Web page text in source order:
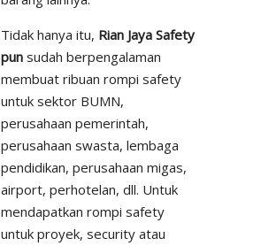
Tidak hanya itu, Rian Jaya Safety
pun sudah berpengalaman
membuat ribuan rompi safety
untuk sektor BUMN,
perusahaan pemerintah,
perusahaan swasta, lembaga
pendidikan, perusahaan migas,
airport, perhotelan, dll. Untuk
mendapatkan rompi safety
untuk proyek, security atau